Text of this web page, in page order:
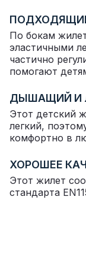
По бокам
эластичными
частично
помогают
ДЫШАЩИЙ И
Этот детский
легкий,
комфортно в
ХОРОШЕЕ
Этот жилет
стандарта